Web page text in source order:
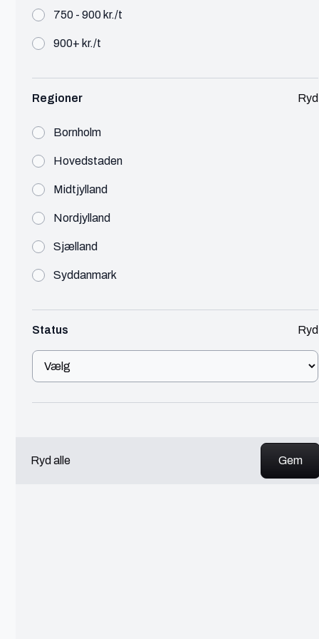
750 - 900 kr./t
900+ kr./t
Regioner
Ryd
Bornholm
Hovedstaden
Midtjylland
Nordjylland
Sjælland
Syddanmark
Status Ryd
Ryd alle
Herning
5 sporet produkt udvikler. Udvikling, design,
projektledelse, konceptudvikling, automation
Nawar
Aarhus
Konsulent BI
Automatisering
jeg arbejder med Business Intelligence-løsninger
med fokus på budgettering og rapportering. Jeg